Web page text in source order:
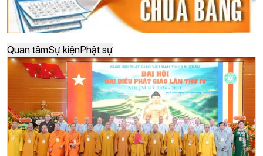
Quan tâmSự kiệnPhật sự